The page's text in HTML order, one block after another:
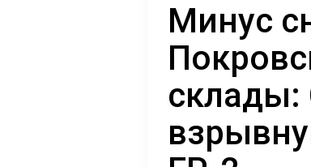
Минус
склады: